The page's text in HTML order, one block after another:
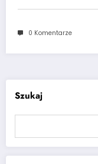
0 Komentarze
Szukaj